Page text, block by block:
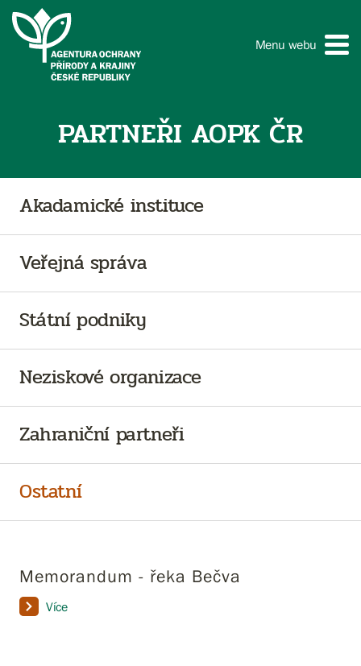
Menu webu
PARTNEŘI AOPK ČR
Akadamické instituce
Veřejná správa
Státní podniky
Neziskové organizace
Zahraniční partneři
Ostatní
Memorandum - řeka Bečva
Více